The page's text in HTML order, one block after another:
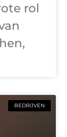
rol
BEDRIJVEN